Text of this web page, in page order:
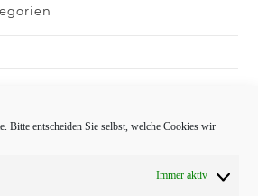
Bitte entscheiden Sie selbst, welche Cookies wir
Immer aktiv